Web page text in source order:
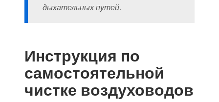
дыхательных путей.
Инструкция по
самостоятельной
чистке воздуховодов